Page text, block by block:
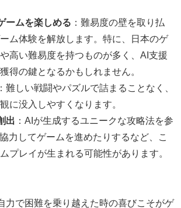
ームを楽しめる ：難易度の壁を取り払
ム体験を解放します。特に、日本のゲ
高い難易度を持つものが多く、AI支援
得の鍵となるかもしれません。
難しい戦闘やパズルで詰まることなく、
に没入しやすくなります。
出 ：AIが生成するユニークな攻略法を参
力してゲームを進めたりするなど、こ
プレイが生まれる可能性があります。
力で困難を乗り越えた時の喜びこそがゲ